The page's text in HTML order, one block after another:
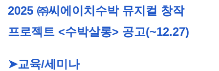
2025 ㈜씨에이치수박 뮤지컬 창작
프로젝트 <수박살롱> 공고(~12.27)
➤교육/세미나